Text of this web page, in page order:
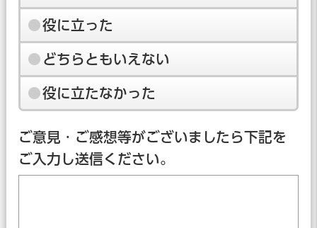
役に立った
どちらともいえない
役に立たなかった
ご意見・ご感想等がございましたら下記を
ご入力し送信ください。